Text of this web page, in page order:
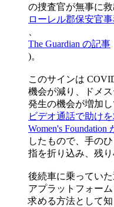
の捜査官が無事に
ローレル郡保安官
The Guardian の記事
)。
このサインは
機会が減り、ドメ
発生の機会が増加し
ビデオ通話で助け
Women's Foundation
したもので、手の
指を折り込み、残り
後続車に乗ってい
アプラットフォー
求める方法として